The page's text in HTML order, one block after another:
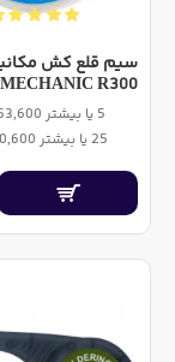
سیم قلع کش
MECHANIC R300
5 یا بیشتر 3,253,600ریال
25 یا بیشتر 3,170,600ریال